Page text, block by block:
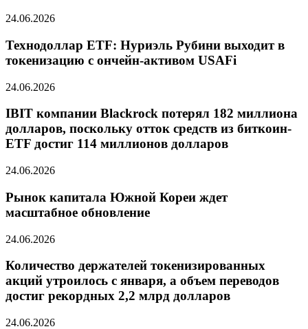
24.06.2026
Технодоллар ETF: Нуриэль Рубини выходит в
токенизацию с ончейн-активом USAFi
24.06.2026
IBIT компании Blackrock потерял 182 миллиона
долларов, поскольку отток средств из биткоин-
ETF достиг 114 миллионов долларов
24.06.2026
Рынок капитала Южной Кореи ждет
масштабное обновление
24.06.2026
Количество держателей токенизированных
акций утроилось с января, а объем переводов
достиг рекордных 2,2 млрд долларов
24.06.2026